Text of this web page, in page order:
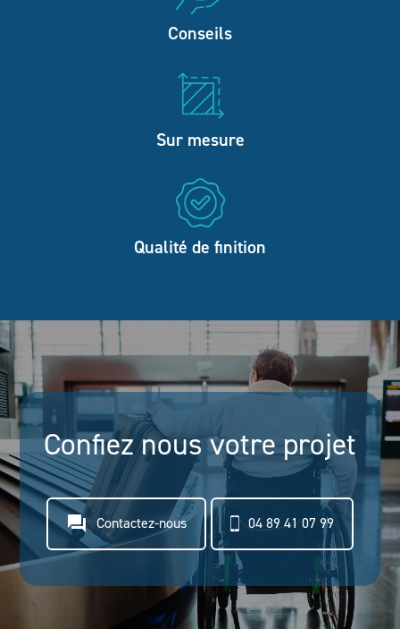
Conseils
Sur mesure
Qualité de finition
Confiez nous votre projet
question_answer Contactez-nous 04 89 41 07 99